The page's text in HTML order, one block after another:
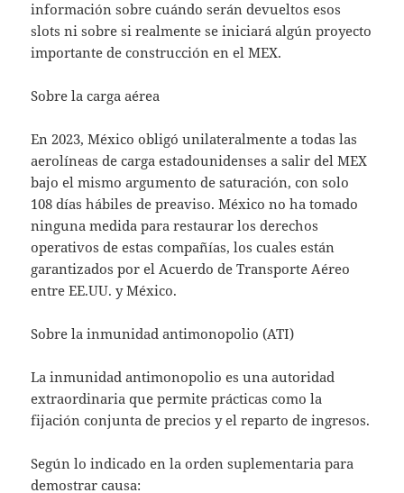
información sobre cuándo serán devueltos esos
slots ni sobre si realmente se iniciará algún proyecto
importante de construcción en el MEX.
Sobre la carga aérea
En 2023, México obligó unilateralmente a todas las
aerolíneas de carga estadounidenses a salir del MEX
bajo el mismo argumento de saturación, con solo
108 días hábiles de preaviso. México no ha tomado
ninguna medida para restaurar los derechos
operativos de estas compañías, los cuales están
garantizados por el Acuerdo de Transporte Aéreo
entre EE.UU. y México.
Sobre la inmunidad antimonopolio (ATI)
La inmunidad antimonopolio es una autoridad
extraordinaria que permite prácticas como la
fijación conjunta de precios y el reparto de ingresos.
Según lo indicado en la orden suplementaria para
demostrar causa: